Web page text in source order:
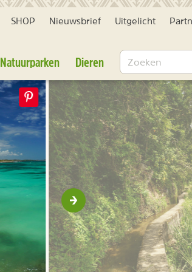
SHOP Nieuwsbrief Uitgelicht
Natuurparken Dieren Zoeken
Volgende